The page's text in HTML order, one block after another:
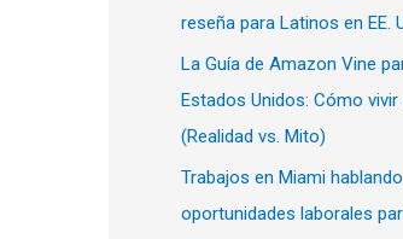
reseña para Latinos en EE.
La Guía de Amazon Vine
Estados Unidos: Cómo
(Realidad vs. Mito)
Trabajos en Miami
oportunidades laborales